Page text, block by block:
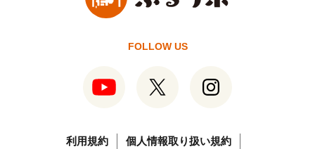
FOLLOW US
利用規約 個人情報取り扱い規約